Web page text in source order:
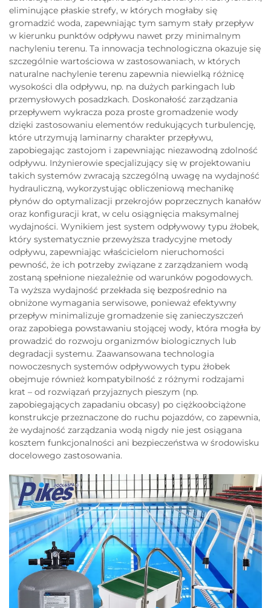
eliminujące płaskie strefy, w których mogłaby się
gromadzić woda, zapewniając tym samym stały przepływ
w kierunku punktów odpływu nawet przy minimalnym
nachyleniu terenu. Ta innowacja technologiczna okazuje się
szczególnie wartościowa w zastosowaniach, w których
naturalne nachylenie terenu zapewnia niewielką różnicę
wysokości dla odpływu, np. na dużych parkingach lub
przemysłowych posadzkach. Doskonałość zarządzania
przepływem wykracza poza proste gromadzenie wody
dzięki zastosowaniu elementów redukujących turbulencję,
które utrzymują laminarny charakter przepływu,
zapobiegając zastojom i zapewniając niezawodną zdolność
odpływu. Inżynierowie specjalizujący się w projektowaniu
takich systemów zwracają szczególną uwagę na wydajność
hydrauliczną, wykorzystując obliczeniową mechanikę
płynów do optymalizacji przekrojów poprzecznych kanałów
oraz konfiguracji krat, w celu osiągnięcia maksymalnej
wydajności. Wynikiem jest system odpływowy typu żłobek,
który systematycznie przewyższa tradycyjne metody
odpływu, zapewniając właścicielom nieruchomości
pewność, że ich potrzeby związane z zarządzaniem wodą
zostaną spełnione niezależnie od warunków pogodowych.
Ta wyższa wydajność przekłada się bezpośrednio na
obniżone wymagania serwisowe, ponieważ efektywny
przepływ minimalizuje gromadzenie się zanieczyszczeń
oraz zapobiega powstawaniu stojącej wody, która mogła by
prowadzić do rozwoju organizmów biologicznych lub
degradacji systemu. Zaawansowana technologia
nowoczesnych systemów odpływowych typu żłobek
obejmuje również kompatybilność z różnymi rodzajami
krat – od rozwiązań przyjaznych pieszym (np.
zapobiegających zapadaniu obcasy) po ciężkoobciążone
konstrukcje przeznaczone do ruchu pojazdów, co zapewnia,
że wydajność zarządzania wodą nigdy nie jest osiągana
kosztem funkcjonalności ani bezpieczeństwa w środowisku
docelowego zastosowania.